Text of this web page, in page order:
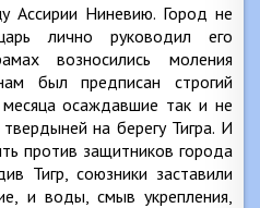
Ассирии Ниневию. Город не
лично руководил его
возносились моления
был предписан строгий
осаждавшие так и не
на берегу Тигра. И
против защитников города
Тигр, союзники заставили
и воды, смыв укрепления,